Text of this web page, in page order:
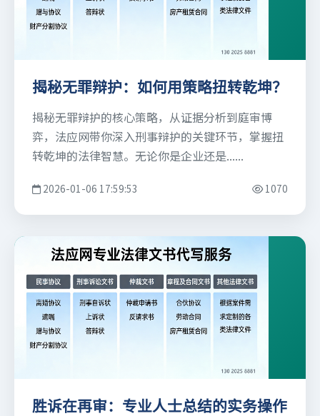
揭秘无罪辩护：如何用策略扭转乾坤？
揭秘无罪辩护的核心策略，从证据分析到庭审博
弈，法应网带你深入刑事辩护的关键环节，掌握扭
转乾坤的法律智慧。无论你是企业还是......
2026-01-06 17:59:53 1070
胜诉在再审：专业人士总结的实务操作